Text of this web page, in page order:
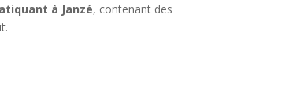
à Janzé, contenant des